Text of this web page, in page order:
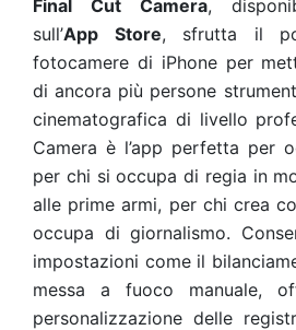
Final Cut Camera,
sull’App Store, sfrutta il
fotocamere di iPhone per
di ancora più persone
cinematografica di livello
Camera è l’app perfetta per
per chi si occupa di regia in
alle prime armi, per chi crea
occupa di giornalismo.
impostazioni come il
messa a fuoco manuale,
personalizzazione delle